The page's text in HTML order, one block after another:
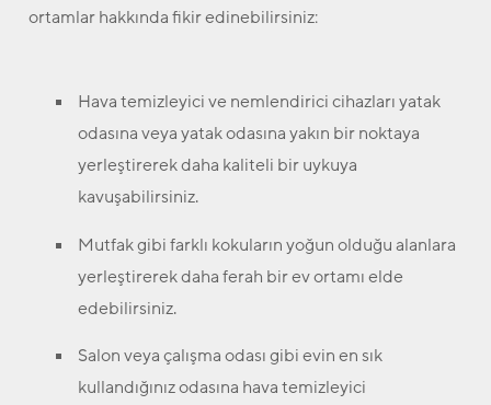
ortamlar hakkında fikir edinebilirsiniz:
Hava temizleyici ve nemlendirici cihazları yatak
odasına veya yatak odasına yakın bir noktaya
yerleştirerek daha kaliteli bir uykuya
kavuşabilirsiniz.
Mutfak gibi farklı kokuların yoğun olduğu alanlara
yerleştirerek daha ferah bir ev ortamı elde
edebilirsiniz.
Salon veya çalışma odası gibi evin en sık
kullandığınız odasına hava temizleyici